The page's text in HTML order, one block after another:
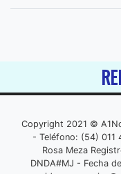
Copyright 2021 ©
- Teléfono: (54) 011
Rosa Meza
DNDA#MJ - Fecha